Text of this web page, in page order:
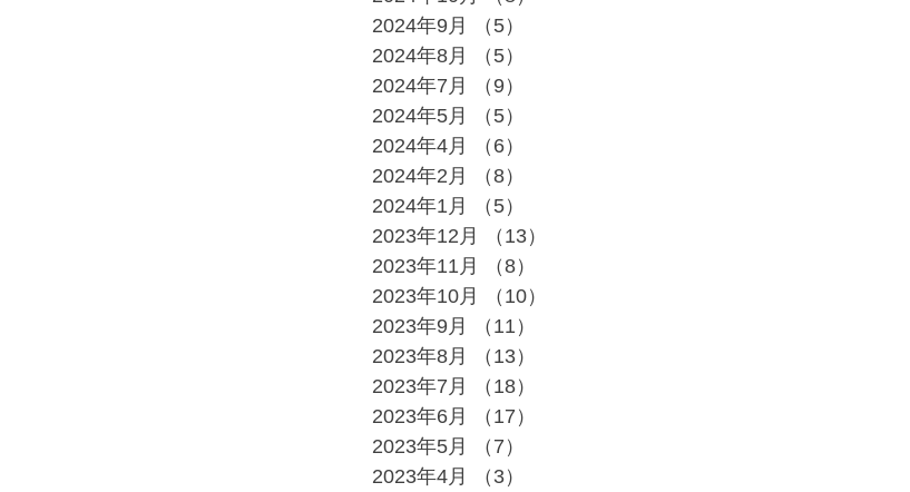
2024年9月
（5）
2024年8月
（5）
2024年7月
（9）
2024年5月
（5）
2024年4月
（6）
2024年2月
（8）
2024年1月
（5）
2023年12月
（13）
2023年11月
（8）
2023年10月
（10）
2023年9月
（11）
2023年8月
（13）
2023年7月
（18）
2023年6月
（17）
2023年5月
（7）
2023年4月
（3）